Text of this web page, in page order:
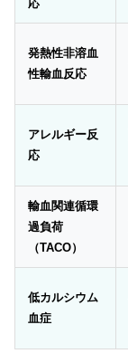
応
発熱性非溶血
性輸血反応
アレルギー反
応
輸血関連循環
過負荷
（TACO）
低カルシウム
血症